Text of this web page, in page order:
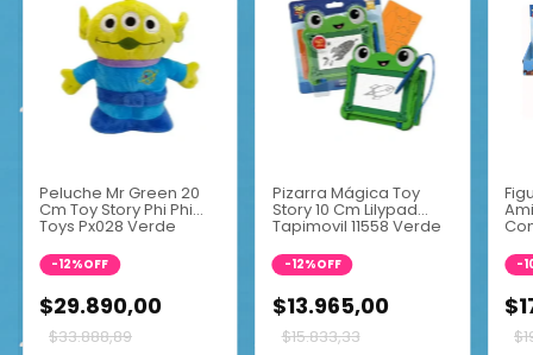
Peluche Mr Green 20
Cm Toy Story Phi Phi
Toys Px028 Verde
-12%OFF
$29.890,00
$33.888,89
Pizarra Mágica Toy
Story 10 Cm Lilypad
Tapimovil 11558 Verde
Claro
-12%OFF
$13.965,00
$15.833,33
-